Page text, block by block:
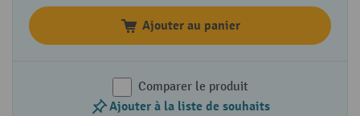
Ajouter au panier
Comparer le produit
Ajouter à la liste de souhaits